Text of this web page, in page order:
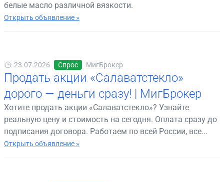
белые масло различной вязкости.
Открыть объявление »
23.07.2026 Спрос МигБрокер
Продать акции «Салаватстекло»
дорого — деньги сразу! | МигБрокер
Хотите продать акции «Салаватстекло»? Узнайте
реальную цену и стоимость на сегодня. Оплата сразу до
подписания договора. Работаем по всей России, все...
Открыть объявление »